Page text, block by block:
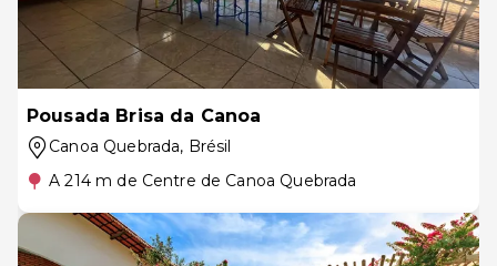
Pousada Brisa da Canoa
Canoa Quebrada, Brésil
A 214 m de Centre de Canoa Quebrada